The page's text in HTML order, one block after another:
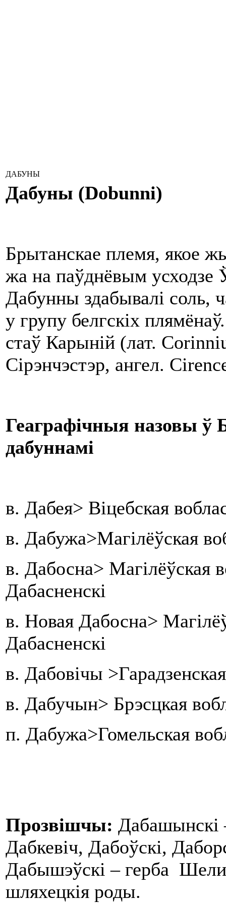
ДАБУНЫ
Дабуны (Dobunni)
Брытанскае племя, якое
жа на паўднёвым усходзе
Дабунны здабывалі соль,
у групу белгскіх
стаў Карыній (лат.
Сірэнчэстэр, ангел.
Геаграфічныя назовы ў
дабуннамі
в. Дабея> Віцебская
в. Дабужа>Магілёўская
в. Дабосна> Магілёўская
Дабасненскі
в. Новая Дабосна>
Дабасненскі
в. Дабовічы
в. Дабучын> Брэсцкая
п. Дабужа>Гомельская
Прозвішчы: Дабашынскі
Дабкевіч, Дабоўскі,
Дабышэўскі – герба
шляхецкія роды.